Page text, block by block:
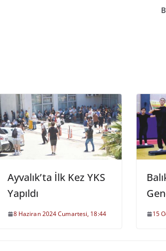
Ayvalık’ta İlk Kez YKS
Yapıldı
8 Haziran 2024 Cumartesi, 18:44 15